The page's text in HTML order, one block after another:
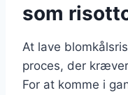
som
At lave
proces, der
For at komme i